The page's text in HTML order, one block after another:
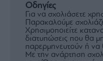
Οδηγίες
Για να σχολιάσετε
Παρακαλούμε
Χρησιμοποιείτε
διατυπώσεις που θα
παρερμηνευτούν ή να
Με την ανάρτηση